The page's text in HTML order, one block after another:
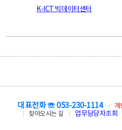
K-ICT 빅데이터센터
대표전화 ☏ 053-230-1114 개
찾아오시는 길
업무담당자조회